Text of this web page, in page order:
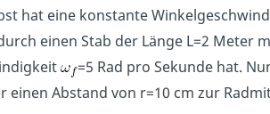
hat eine konstante
einen Stab der Länge L=2 Meter
=5 Rad pro Sekunde hat.
einen Abstand von r=10 cm zur